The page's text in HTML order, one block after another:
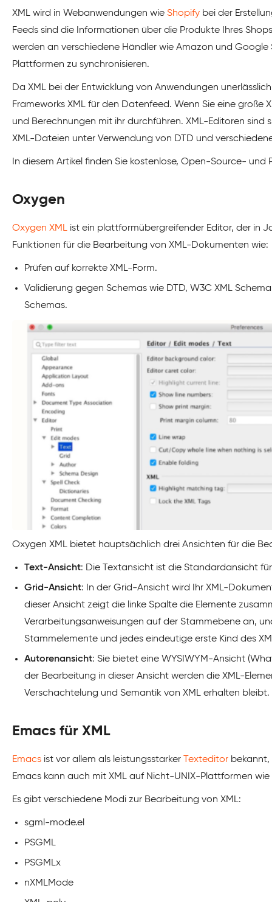
XML wird in Webanwendungen wie Shopify bei der
Feeds sind die Informationen über die Produkte Ihres
werden an verschiedene Händler wie Amazon und
Plattformen zu synchronisieren.
Da XML bei der Entwicklung von Anwendungen
Frameworks XML für den Datenfeed. Wenn Sie eine große
und Berechnungen mit ihr durchführen. XML-Editoren sind
XML-Dateien unter Verwendung von DTD und
In diesem Artikel finden Sie kostenlose, Open-Source- und
Oxygen
Oxygen XML ist ein plattformübergreifender Editor, der in
Funktionen für die Bearbeitung von XML-Dokumenten wie:
Prüfen auf korrekte XML-Form.
Validierung gegen Schemas wie DTD, W3C XML
Schemas.
Oxygen XML bietet hauptsächlich drei Ansichten für die
Text-Ansicht: Die Textansicht ist die Standardansicht
Grid-Ansicht: In der Grid-Ansicht wird Ihr XML-
dieser Ansicht zeigt die linke Spalte die Elemente
Verarbeitungsanweisungen auf der Stammebene an,
Stammelemente und jedes eindeutige erste Kind des
Autorenansicht: Sie bietet eine WYSIWYM-Ansicht
der Bearbeitung in dieser Ansicht werden die XML-
Verschachtelung und Semantik von XML erhalten bleibt.
Emacs für XML
Emacs ist vor allem als leistungsstarker Texteditor bekannt,
Emacs kann auch mit XML auf Nicht-UNIX-Plattformen
Es gibt verschiedene Modi zur Bearbeitung von XML:
sgml-mode.el
PSGML
PSGMLx
nXMLMode